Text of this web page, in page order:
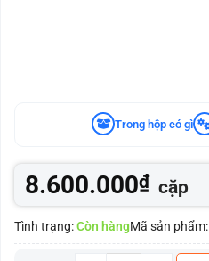
Trong hộp có gì
8.600.000₫ cặp
Tình trạng:Còn hàngMã sản phẩm: